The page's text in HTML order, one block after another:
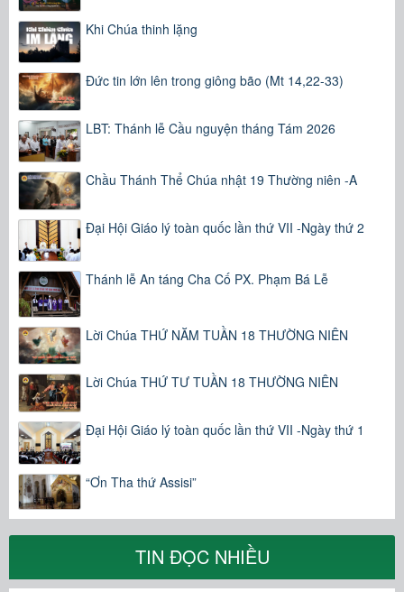
Khi Chúa thinh lặng
Đức tin lớn lên trong giông bão (Mt 14,22-33)
LBT: Thánh lễ Cầu nguyện tháng Tám 2026
Chầu Thánh Thể Chúa nhật 19 Thường niên -A
Đại Hội Giáo lý toàn quốc lần thứ VII -Ngày thứ 2
Thánh lễ An táng Cha Cố PX. Phạm Bá Lễ
Lời Chúa THỨ NĂM TUẦN 18 THƯỜNG NIÊN
Lời Chúa THỨ TƯ TUẦN 18 THƯỜNG NIÊN
Đại Hội Giáo lý toàn quốc lần thứ VII -Ngày thứ 1
“Ơn Tha thứ Assisi”
TIN ĐỌC NHIỀU